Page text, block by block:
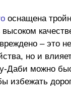
оснащена
– это
но и
Даби можно
избежать